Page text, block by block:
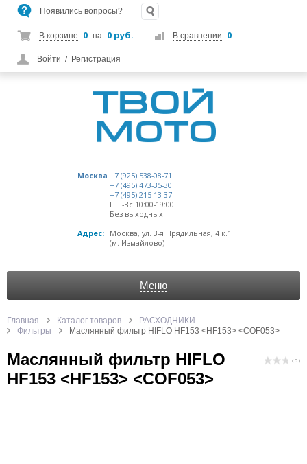
Появились вопросы?
В корзине 0 на 0 руб. В сравнении 0
Войти / Регистрация
Москва +7 (925) 538-08-71
+7 (495) 473-35-30
+7 (495) 215-13-37
Пн.-Вс.10:00-19:00
Без выходных
Адрес:
Москва, ул. 3-я Прядильная, 4 к.1
(м. Измайлово)
Меню
Главная Каталог товаров
РАСХОДНИКИ
Фильтры
Маслянный фильтр HIFLO HF153 <HF153> <COF053>
Маслянный фильтр HIFLO
HF153 <HF153> <COF053>
( 0 )